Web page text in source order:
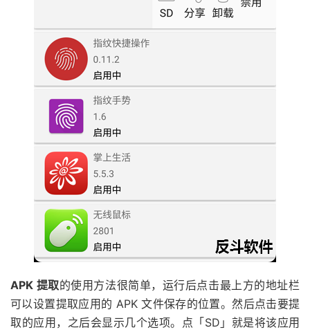
APK 提取的使用方法很简单，运行后点击最上方的地址栏
可以设置提取应用的 APK 文件保存的位置。然后点击要提
取的应用，之后会显示几个选项。点「SD」就是将该应用